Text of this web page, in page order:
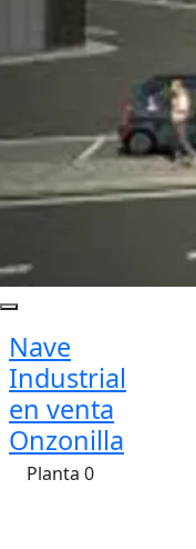
Nave
Industrial
en venta
Onzonilla
Planta 0